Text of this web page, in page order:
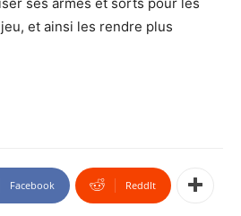
et ainsi les rendre plus
Facebook ReddIt